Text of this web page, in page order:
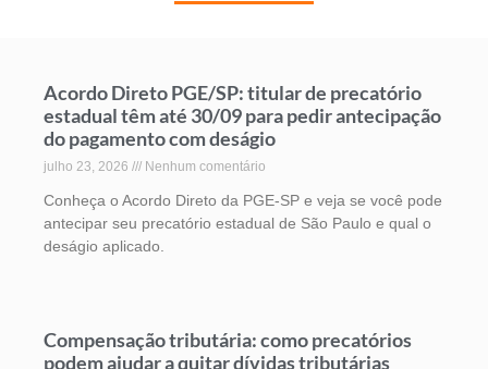
Acordo Direto PGE/SP: titular de precatório
estadual têm até 30/09 para pedir antecipação
do pagamento com deságio
julho 23, 2026 Nenhum comentário
Conheça o Acordo Direto da PGE-SP e veja se você pode
antecipar seu precatório estadual de São Paulo e qual o
deságio aplicado.
Compensação tributária: como precatórios
podem ajudar a quitar dívidas tributárias